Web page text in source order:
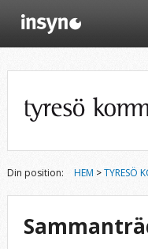
Din position: HEM >TYRESÖ